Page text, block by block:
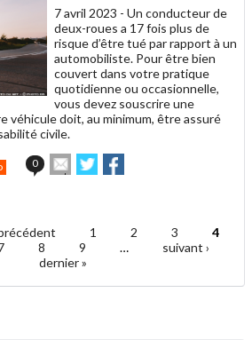
7 avril 2023 - Un conducteur de
deux-roues a 17 fois plus de
risque d’être tué par rapport à un
automobiliste. Pour être bien
couvert dans votre pratique
quotidienne ou occasionnelle,
vous devez souscrire une
véhicule doit, au minimum, être assuré
civile.
0
Envoyer
cet
ami
Partager
sur sur
1 2 3
4
8 9 …
suivant ›
dernier »